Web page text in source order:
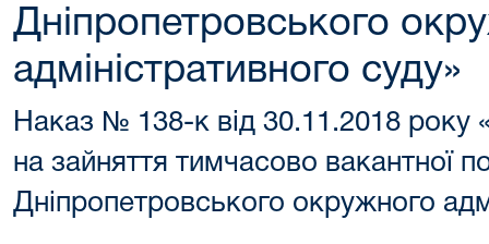
Дніпропетровського
адміністративного суду»
Наказ № 138-к від 30.11.2018 року
на зайняття тимчасово вакантної
Дніпропетровського окружного